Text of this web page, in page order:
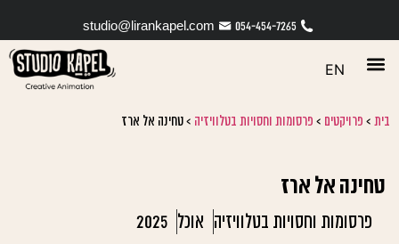
054-454-7265
studio@lirankapel.com
EN
בית > פרויקטים > פרסומות וחסויות בטלוויזיה >טחינה אל ארז
טחינה אל ארז
פרסומות וחסויות בטלוויזיה אוכל 2025